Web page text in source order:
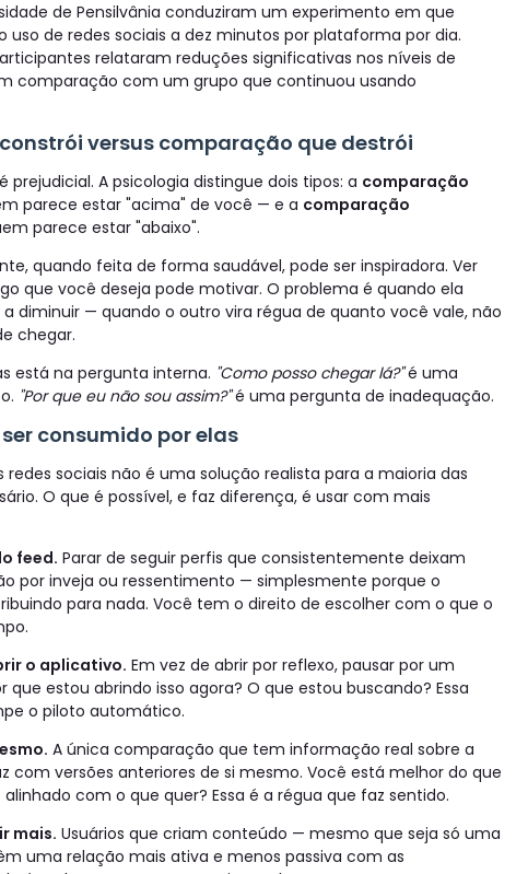
de Pensilvânia conduziram um experimento em que
de redes sociais a dez minutos por plataforma por dia.
relataram reduções significativas nos níveis de
comparação com um grupo que continuou usando
versus comparação que destrói
A psicologia distingue dois tipos: a comparação
parece estar "acima" de você — e a comparação
parece estar "abaixo".
quando feita de forma saudável, pode ser inspiradora. Ver
que você deseja pode motivar. O problema é quando ela
a diminuir — quando o outro vira régua de quanto você vale, não
chegar.
está na pergunta interna. "Como posso chegar lá?"é uma
"Por que eu não sou assim?"é uma pergunta de inadequação.
consumido por elas
sociais não é uma solução realista para a maioria das
O que é possível, e faz diferença, é usar com mais
feed. Parar de seguir perfis que consistentemente deixam
por inveja ou ressentimento — simplesmente porque o
para nada. Você tem o direito de escolher com o que o
o aplicativo. Em vez de abrir por reflexo, pausar por um
que estou abrindo isso agora? O que estou buscando? Essa
o piloto automático.
A única comparação que tem informação real sobre a
com versões anteriores de si mesmo. Você está melhor do que
com o que quer? Essa é a régua que faz sentido.
mais. Usuários que criam conteúdo — mesmo que seja só uma
uma relação mais ativa e menos passiva com as